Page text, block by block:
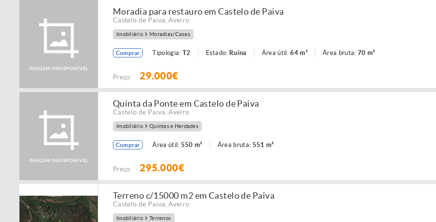
Moradia para restauro em Castelo de Paiva
Castelo de Paiva ,Aveiro
Imobiliário Moradias/Casas
Comprar Tipologia: T2 Estado: Ruína Área útil:64 m² Área bruta: 70 m²
Preço: 29.000€
Quinta da Ponte em Castelo de Paiva
Castelo de Paiva ,Aveiro
Imobiliário Quintas e Herdades
Comprar Área útil: 550 m² Área bruta: 551 m²
Preço: 295.000€
Terreno c/15000 m2 em Castelo de Paiva
Castelo de Paiva ,Aveiro
Imobiliário Terrenos